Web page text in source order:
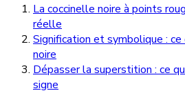
La coccinelle noire à points
réelle
Signification et symbolique :
noire
Dépasser la superstition : ce
signe